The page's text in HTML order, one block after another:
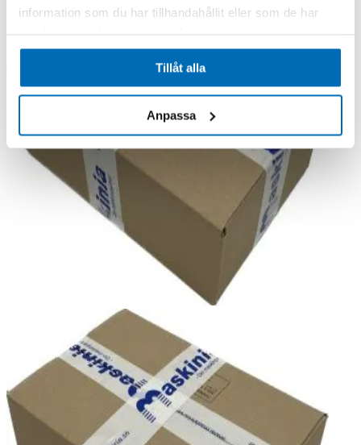
information som du har tillhandahållit eller som de har
Tillåt alla
Anpassa